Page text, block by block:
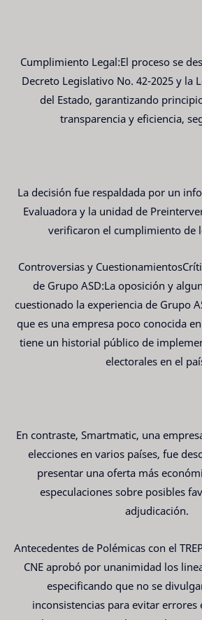
Cumplimiento Legal:El proceso se
Decreto Legislativo No. 42-2025 y la
del Estado, garantizando
transparencia y eficiencia,
La decisión fue respaldada por un
Evaluadora y la unidad de
verificaron el cumplimiento de
Controversias y
de Grupo ASD:La oposición y
cuestionado la experiencia de Grupo
que es una empresa poco conocida
tiene un historial público de
electorales en el
En contraste, Smartmatic, una
elecciones en varios países, fue
presentar una oferta más
especulaciones sobre posibles
adjudicación.
Antecedentes de Polémicas con el
CNE aprobó por unanimidad los
especificando que no se
inconsistencias para evitar errores